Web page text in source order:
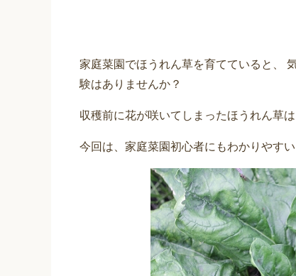
家庭菜園でほうれん草を育てていると、
験はありませんか？
収穫前に花が咲いてしまったほうれん草
今回は、家庭菜園初心者にもわかりやす